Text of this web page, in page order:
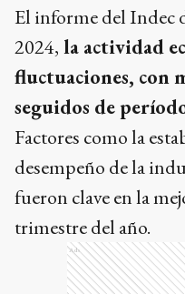
El informe del Indec
2024, la actividad
fluctuaciones, con
seguidos de
Factores como la
desempeño de la
fueron clave en la
trimestre del año.
Ads